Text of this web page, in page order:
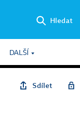
Hledat
DALŠÍ
Sdílet